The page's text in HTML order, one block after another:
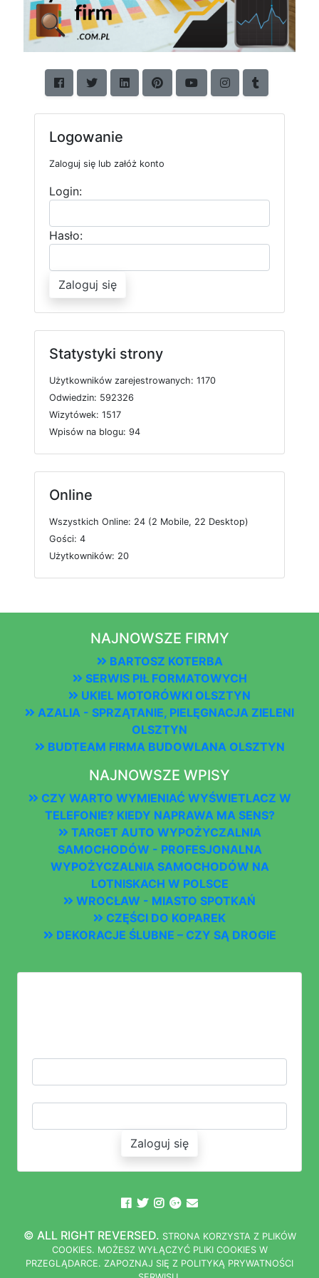
Logowanie
Zaloguj się lub załóż konto
Login:
Hasło:
Zaloguj się
Statystyki strony
Użytkowników zarejestrowanych: 1170
Odwiedzin: 592326
Wizytówek: 1517
Wpisów na blogu: 94
Online
Wszystkich Online: 24 (2 Mobile, 22 Desktop)
Gości: 4
Użytkowników: 20
NAJNOWSZE FIRMY
BARTOSZ KOTERBA
SERWIS PIŁ FORMATOWYCH
UKIEL MOTORÓWKI OLSZTYN
AZALIA - SPRZĄTANIE, PIELĘGNACJA ZIELENI
OLSZTYN
BUDTEAM FIRMA BUDOWLANA OLSZTYN
NAJNOWSZE WPISY
CZY WARTO WYMIENIAĆ WYŚWIETLACZ W
TELEFONIE? KIEDY NAPRAWA MA SENS?
TARGET AUTO WYPOŻYCZALNIA
SAMOCHODÓW - PROFESJONALNA
WYPOŻYCZALNIA SAMOCHODÓW NA
LOTNISKACH W POLSCE
WROCŁAW - MIASTO SPOTKAŃ
CZĘŚCI DO KOPAREK
DEKORACJE ŚLUBNE – CZY SĄ DROGIE
Zaloguj się
© ALL RIGHT REVERSED. STRONA KORZYSTA Z PLIKÓW
COOKIES. MOŻESZ WYŁ ĄCZYĆ PL IKI COOKIES W
PRZEGLĄDARCE. ZAPOZNAJ SIĘ Z POLITYKĄ PRYWATNOŚCI